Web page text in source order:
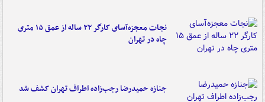
نجات معجزه‌آسای کارگر ۲۲ ساله از عمق ۱۵ متری
چاه در تهران
جنازه حمیدرضا رجب‌زاده اطراف تهران کشف شد